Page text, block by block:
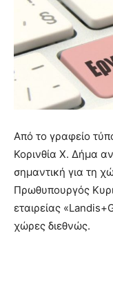
Από το γραφείο
Κορινθία Χ. Δήμα
σημαντική για τη
Πρωθυπουργός
εταιρείας
χώρες διεθνώς.